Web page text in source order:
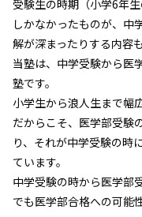
受験生の時期（小学6年
しかなかったものが、中
解が深まったりする内容
当塾は、中学受験から医
塾です。
小学生から浪人生まで幅
だからこそ、医学部受験
り、それが中学受験の時
ています。
中学受験の時から医学部
でも医学部合格への可能